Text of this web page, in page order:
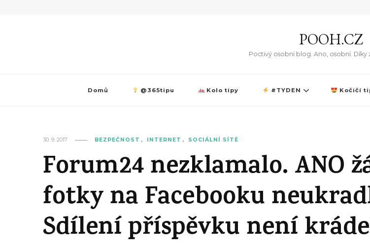
POOH.CZ
Poctivý osobní blog. Ano, osobní. Díky
Domů @365tipu Kolo tipy #TYDEN Kočičí
30. 9. 2017 BEZPEČNOST INTERNET SOCIÁLNÍ SÍTĚ
Forum24 nezklamalo. ANO
fotky na Facebooku
Sdílení příspěvku není